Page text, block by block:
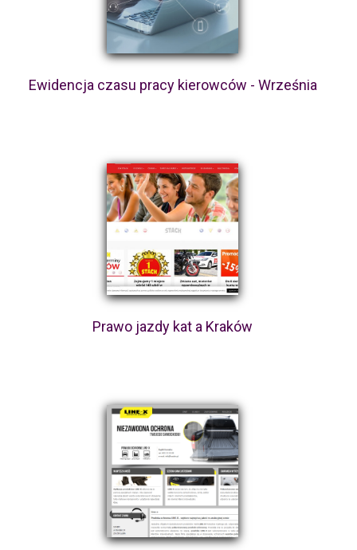
Ewidencja czasu pracy kierowców - Września
Prawo jazdy kat a Kraków